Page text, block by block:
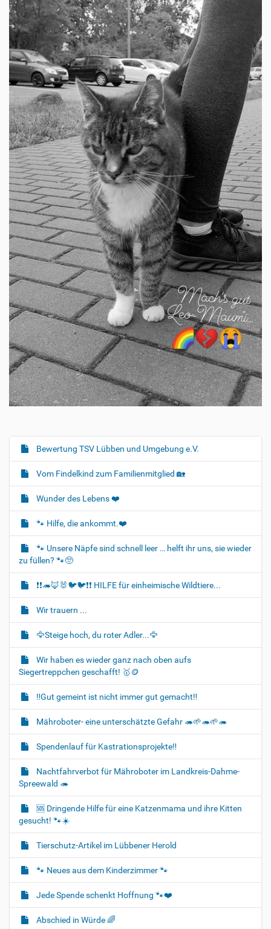
N
a
v
g
a
t
i
o
n
Bewertung TSV Lübben und Umgebung e.V.
Vom Findelkind zum Familienmitglied 🏡
Wunder des Lebens ❤️
🐾 Hilfe, die ankommt.❤️
🐾 Unsere Näpfe sind schnell leer … helft ihr uns, sie wieder
zu füllen? 🐾🥺
❗❗🦔🦊🐰🐦‍🐦❗❗ HILFE für einheimische Wildtiere...
Wir trauern ...
🦅Steige hoch, du roter Adler...🦅
Wir haben es wieder ganz nach oben aufs
Siegertreppchen geschafft! 🥇🪙
‼️Gut gemeint ist nicht immer gut gemacht‼️
Mähroboter- eine unterschätzte Gefahr 🦔🌱🦔🌱🦔
Spendenlauf für Kastrationsprojekte‼️
Nachtfahrverbot für Mähroboter im Landkreis-Dahme-
Spreewald 🦔
🆘️ Dringende Hilfe für eine Katzenmama und ihre Kitten
gesucht! 🐾☀️
Tierschutz-Artikel im Lübbener Herold
🐾 Neues aus dem Kinderzimmer 🐾
Jede Spende schenkt Hoffnung 🐾❤️
Abschied in Würde 🌈